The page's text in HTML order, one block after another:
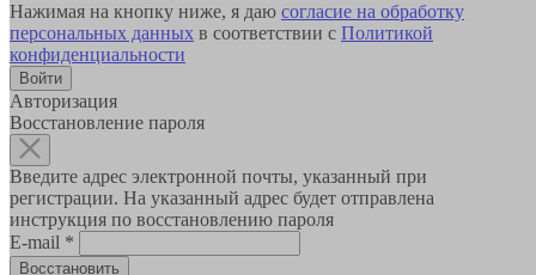
Нажимая на кнопку ниже, я даю согласие на обработку
персональных данных в соответствии с Политикой
конфиденциальности
Авторизация
Восстановление пароля
Введите адрес электронной почты, указанный при
регистрации. На указанный адрес будет отправлена
инструкция по восстановлению пароля
E-mail *